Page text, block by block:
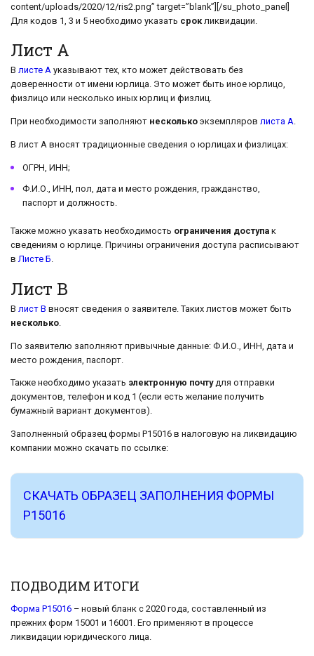
content/uploads/2020/12/ris2.png” target=”blank”][/su_photo_panel]
Для кодов 1, 3 и 5 необходимо указать срок ликвидации.
Лист А
В листе А указывают тех, кто может действовать без
доверенности от имени юрлица. Это может быть иное юрлицо,
физлицо или несколько иных юрлиц и физлиц.
При необходимости заполняют несколько экземпляров листа А.
В лист А вносят традиционные сведения о юрлицах и физлицах:
ОГРН, ИНН;
Ф.И.О., ИНН, пол, дата и место рождения, гражданство,
паспорт и должность.
Также можно указать необходимость ограничения доступа к
сведениям о юрлице. Причины ограничения доступа расписывают
в Листе Б
Лист В
В лист В вносят сведения о заявителе. Таких листов может быть
несколько
По заявителю заполняют привычные данные: Ф.И.О., ИНН, дата и
место рождения, паспорт.
Также необходимо указать электронную почтудля отправки
документов, телефон и код 1 (если есть желание получить
бумажный вариант документов).
Заполненный образец формы Р15016 в налоговую на ликвидацию
компании можно скачать по ссылке:
СКАЧАТЬ ОБРАЗЕЦ ЗАПОЛНЕНИЯ ФОРМЫ
Р15016
ПОДВОДИМ ИТОГИ
Форма Р15016 – новый бланк с 2020 года, составленный из
прежних форм 15001 и 16001. Его применяют в процессе
ликвидации юридического лица.